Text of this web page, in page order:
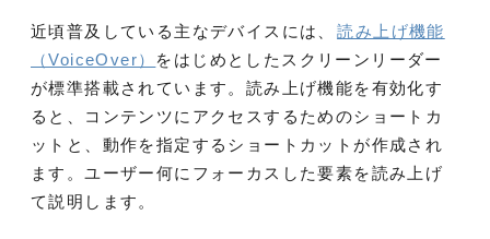
近頃普及している主なデバイスには、 読み上げ機能
（VoiceOver） をはじめとしたスクリーンリーダー
が標準搭載されています。読み上げ機能を有効化す
ると、コンテンツにアクセスするためのショートカ
ットと、動作を指定するショートカットが作成され
ます。ユーザー何にフォーカスした要素を読み上げ
て説明します。